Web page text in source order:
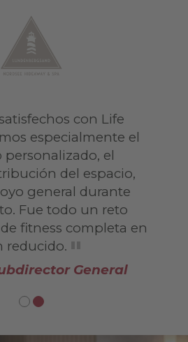
con Life
especialmente el
personalizado, el
del espacio,
general durante
Fue todo un reto
fitness completa en
reducido.
General